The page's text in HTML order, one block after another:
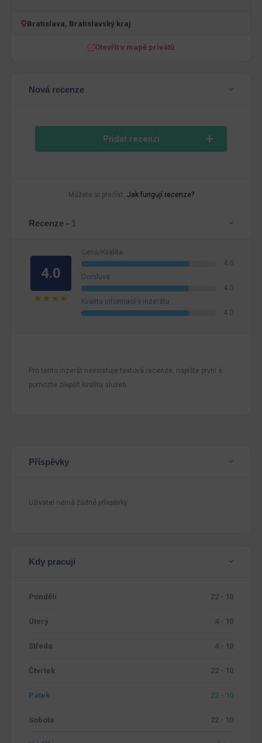
Bratislava, Bratislavský kraj
Otevřít v mapě privátů
Nová recenze
Přidat recenzi
Můžete si přečíst: Jak fungují recenze?
Recenze - 1
4.0
Cena/Kvalita
4.0
Domluva
4.0
Kvalita informací v inzerátu
4.0
Pro tento inzerát neexistuje textová recenze, napište první a
pomozte zlepšit kvalitu služeb.
Příspěvky
Uživatel nemá žádné příspěvky
Kdy pracuji
Pondělí 22 - 10
Úterý 4 - 10
Středa 4 - 10
Čtvrtek 22 - 10
Pátek 22 - 10
Sobota 22 - 10